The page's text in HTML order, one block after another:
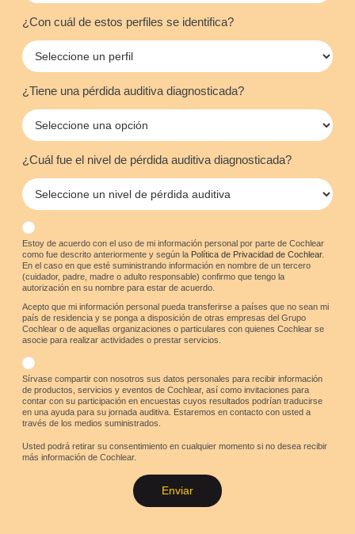
¿Con cuál de estos perfiles se identifica?
¿Tiene una pérdida auditiva diagnosticada?
¿Cuál fue el nivel de pérdida auditiva diagnosticada?
Estoy de acuerdo con el uso de mi información personal por parte de Cochlear
como fue descrito anteriormente y según la Política de Privacidad de Cochlear.
En el caso en que esté suministrando información en nombre de un tercero
(cuidador, padre, madre o adulto responsable) confirmo que tengo la
autorización en su nombre para estar de acuerdo.
Acepto que mi información personal pueda transferirse a países que no sean mi
país de residencia y se ponga a disposición de otras empresas del Grupo
Cochlear o de aquellas organizaciones o particulares con quienes Cochlear se
asocie para realizar actividades o prestar servicios.
Sírvase compartir con nosotros sus datos personales para recibir información
de productos, servicios y eventos de Cochlear, así como invitaciones para
contar con su participación en encuestas cuyos resultados podrían traducirse
en una ayuda para su jornada auditiva. Estaremos en contacto con usted a
través de los medios suministrados.
Usted podrá retirar su consentimiento en cualquier momento si no desea recibir
más información de Cochlear.
Enviar